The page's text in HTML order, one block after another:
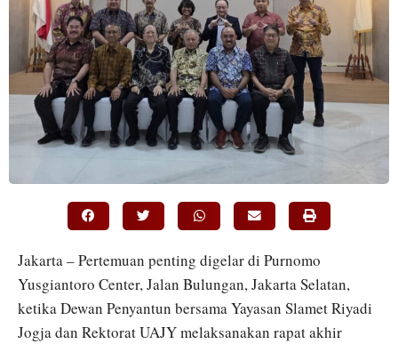
Jakarta – Pertemuan penting digelar di Purnomo
Yusgiantoro Center, Jalan Bulungan, Jakarta Selatan,
ketika Dewan Penyantun bersama Yayasan Slamet Riyadi
Jogja dan Rektorat UAJY melaksanakan rapat akhir